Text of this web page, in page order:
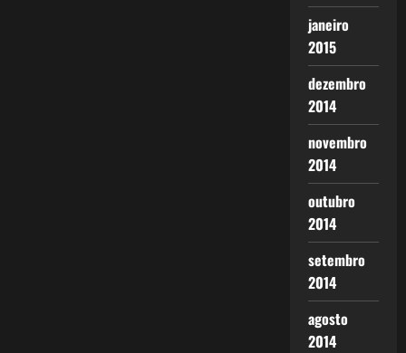
janeiro
2015
dezembro
2014
novembro
2014
outubro
2014
setembro
2014
agosto
2014